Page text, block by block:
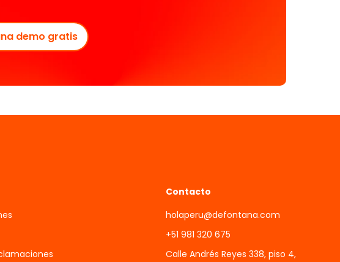
demo gratis
Contacto
holaperu@defontana.com
+51 981 320 675
Calle Andrés Reyes 338, piso 4,